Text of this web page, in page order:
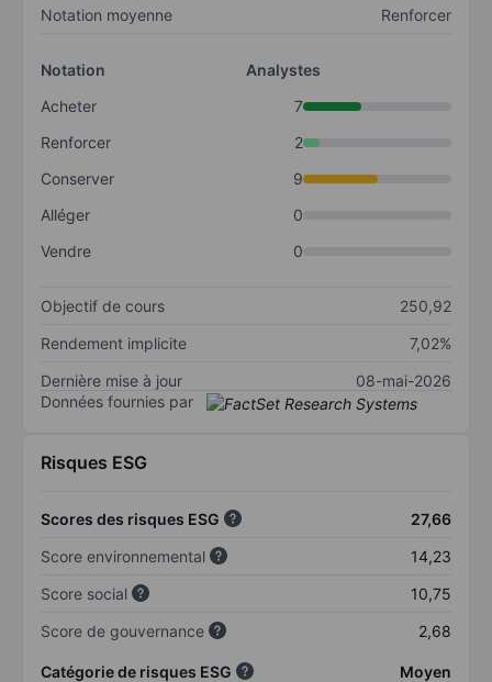
Notation moyenne Renforcer
Notation
Analystes
Acheter
7
Renforcer
2
Conserver
9
Alléger
0
Vendre
0
Objectif de cours
250,92
Rendement implicite
7,02%
Dernière mise à jour
08-mai-2026
Données fournies par
Risques ESG
Scores des risques ESG
27,66
Score environnemental
14,23
Score social
10,75
Score de gouvernance
2,68
Catégorie de risques ESG Moyen